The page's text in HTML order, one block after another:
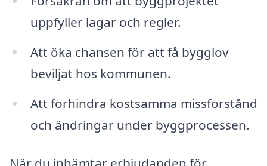
uppfyller lagar och regler.
Att öka chansen för att få bygglov
beviljat hos kommunen.
Att förhindra kostsamma missförstånd
och ändringar under byggprocessen.